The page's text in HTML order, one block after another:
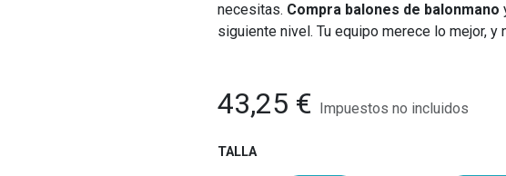
necesitas. Compra balones de balonmano
siguiente nivel. Tu equipo merece lo mejor,
43,25 € Impuestos no incluidos
TALLA